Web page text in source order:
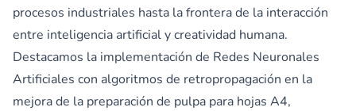
procesos industriales hasta la frontera de la interacción
entre inteligencia artificial y creatividad humana.
Destacamos la implementación de Redes Neuronales
Artificiales con algoritmos de retropropagación en la
mejora de la preparación de pulpa para hojas A4,